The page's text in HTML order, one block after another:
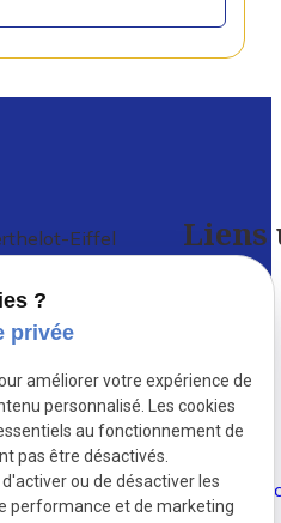
Eiffel
nombreux
...
Liens
Votre
avocat
Actualités
Contact
?
privée
améliorer votre expérience de
personnalisé. Les cookies
au fonctionnement de
pas être désactivés.
ou de désactiver les
performance et de marketing